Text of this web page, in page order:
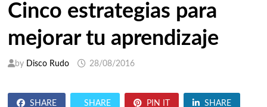
Cinco estrategias para
mejorar tu aprendizaje
by Disco Rudo 28/08/2016
SHARE SHARE PIN IT SHARE